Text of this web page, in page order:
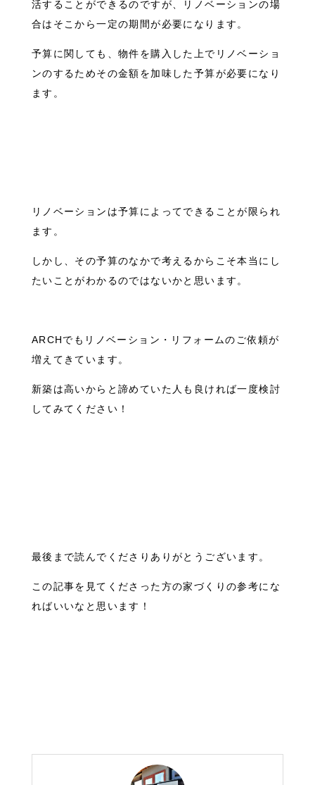
活することができるのですが、リノベーションの場
合はそこから一定の期間が必要になります。
予算に関しても、物件を購入した上でリノベーショ
ンのするためその金額を加味した予算が必要になり
ます。
リノベーションは予算によってできることが限られ
ます。
しかし、その予算のなかで考えるからこそ本当にし
たいことがわかるのではないかと思います。
ARCHでもリノベーション・リフォームのご依頼が
増えてきています。
新築は高いからと諦めていた人も良ければ一度検討
してみてください！
最後まで読んでくださりありがとうございます。
この記事を見てくださった方の家づくりの参考にな
ればいいなと思います！